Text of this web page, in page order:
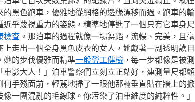
黑色跑車，優雅地從網格的邊緣漂移而過。跑車的輪
乎蔑視重力的姿態，精準地停進了一個只有它車身尺
檢查 。那泊車的過程就像一場舞蹈，流暢、完美，且毫
走出一個全身黑色皮衣的女人，她戴著一副透明護目
她的步伐優雅而精準一般勞工健檢 ，每一步都像是被測
影大人！」泊車警察們立刻立正站好，連測量尺都顫
何手殘面前，輕蔑地掃了一眼他那輛垂直貼在牆上的掀
一團混亂的毛線球。你污染了泊車維度的純粹性。」